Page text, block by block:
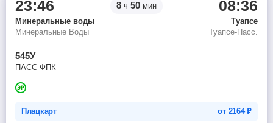
23:46 8 ч 50 мин 08:36
Минеральные воды
Туапсе
Минеральные Воды
Туапсе-Пасс.
545У
ПАСС ФПК
Плацкарт от 2164₽